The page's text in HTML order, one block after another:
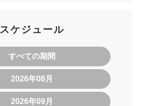
スケジュール
すべての期間
2026年08月
2026年09月